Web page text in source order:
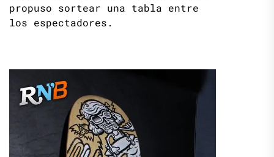
propuso sortear una tabla entre
los espectadores.